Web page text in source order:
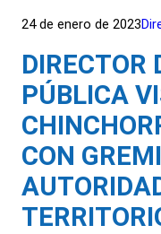
24 de enero de 2023
DIRECTOR
PÚBLICA
CON